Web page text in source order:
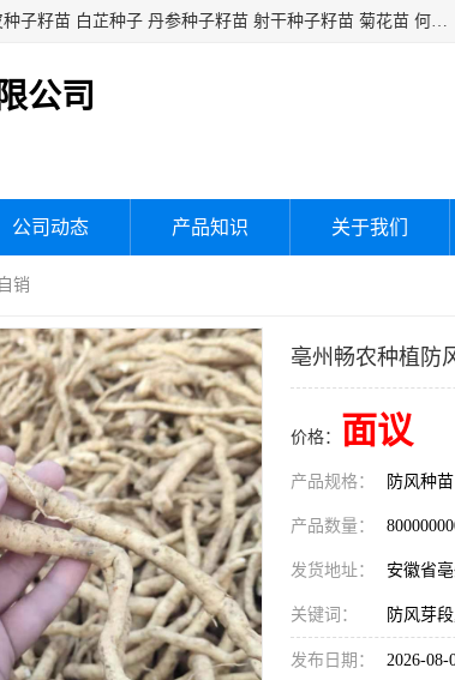
白芍种子籽苗 白芍芽头 芍药种子籽苗 芍药芽头 赤芍种子籽苗 牡丹皮种子籽苗 白芷种子 丹参种子籽苗 射干种子籽苗 菊花苗 何乌苗 蒲公英种子 桔梗种子籽苗 生地黄芽苗 玄参芽苗 元参芽苗 黑参芽苗 紫苑芽 紫菀苗 板蓝根种子 板兰根籽 大青叶种子 大青根种苗 防风种子 夏枯草种子 夏枯球籽 知母种子籽苗 白术种子 白术籽苗 薄荷种子籽苗 红花种子籽油
公司
公司动态 产品知识 关于我们
销
亳州畅农种植防
价格： 面议
产品规格： 防风种苗
产品数量：
发货地址： 安徽省
关键词： 防风芽
发布日期： 2026-08-